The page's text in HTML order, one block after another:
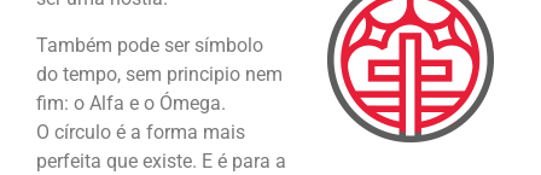
Também pode ser símbolo
do tempo, sem principio nem
fim: o Alfa e o Ómega.
O círculo é a forma mais
perfeita que existe. E é para a